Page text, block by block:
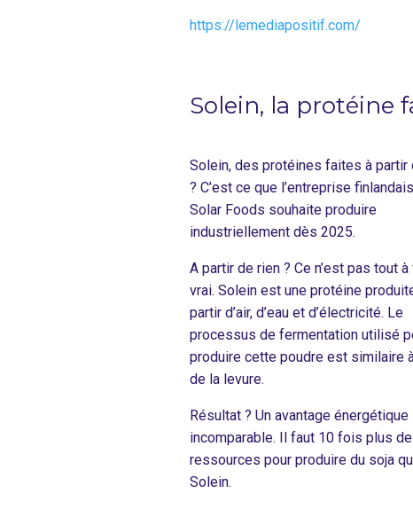
https://lemediapositif.com/
Solein, la protéine
Solein, des protéines faites à partir
? C’est ce que l’entreprise
Solar Foods souhaite produire
industriellement dès 2025.
A partir de rien ? Ce n’est pas tout
vrai. Solein est une protéine
partir d’air, d’eau et d’électricité. Le
processus de fermentation utilisé
produire cette poudre est similaire
de la levure.
Résultat ? Un avantage énergétique
incomparable. Il faut 10 fois plus de
ressources pour produire du soja
Solein.